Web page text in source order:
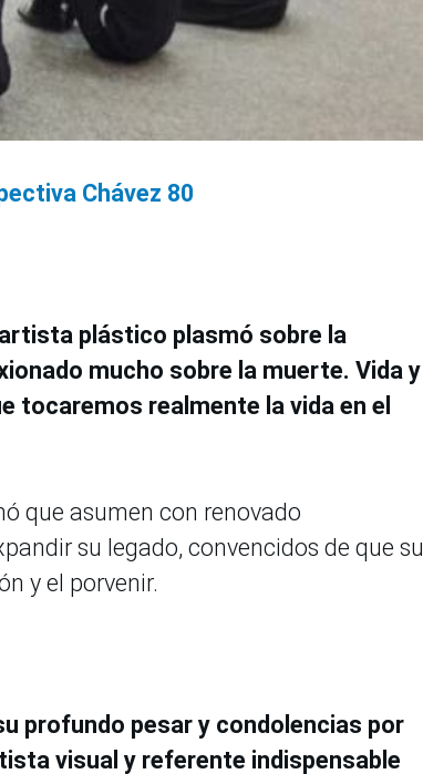
Chávez 80
plástico plasmó sobre la
mucho sobre la muerte. Vida y
tocaremos realmente la vida en el
que asumen con renovado
su legado, convencidos de que su
y el porvenir.
profundo pesar y condolencias por
visual y referente indispensable